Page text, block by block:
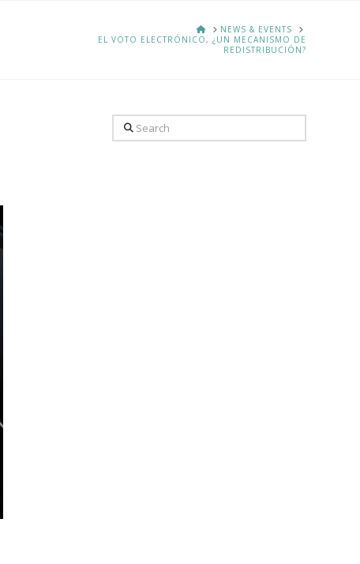
HOMENEWS & EVENTS
EL VOTO ELECTRÓNICO, ¿UN MECANISMO DE
REDISTRIBUCIÓN?
Search